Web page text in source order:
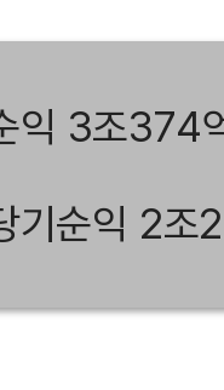
익 3조374
기순익 2